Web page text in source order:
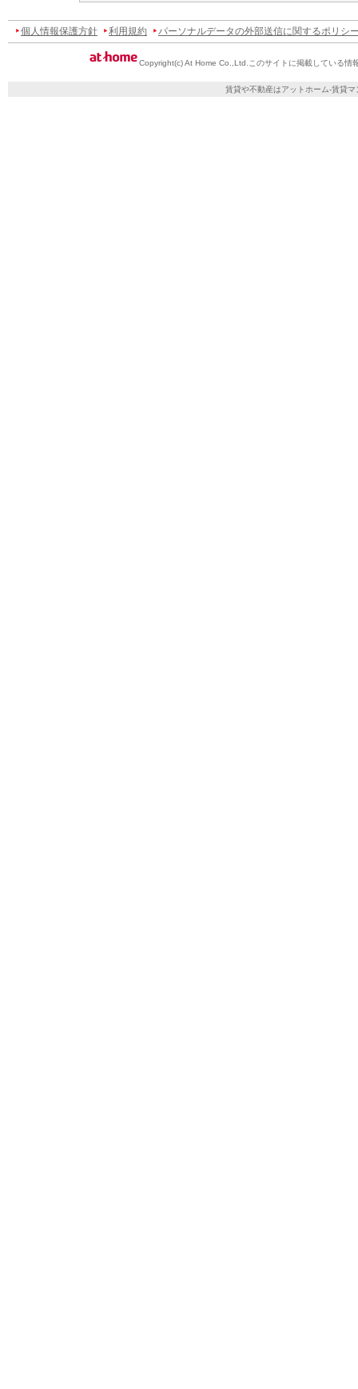
個人情報保護方針 利用規約 パーソナルデータの外部送信に関するポリシ
Copyright(c) At Home Co.,Ltd. このサイトに掲載している情
賃貸や不動産はアットホーム-賃貸